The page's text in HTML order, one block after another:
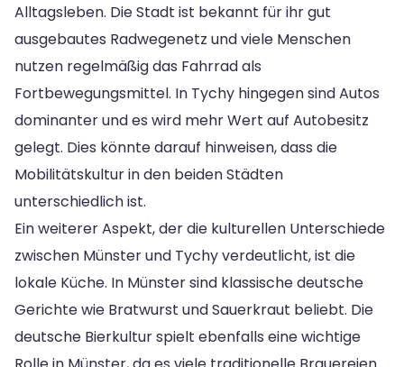
Alltagsleben. Die Stadt ist bekannt für ihr gut
ausgebautes Radwegenetz und viele Menschen
nutzen regelmäßig das Fahrrad als
Fortbewegungsmittel. In Tychy hingegen sind Autos
dominanter und es wird mehr Wert auf Autobesitz
gelegt. Dies könnte darauf hinweisen, dass die
Mobilitätskultur in den beiden Städten
unterschiedlich ist.
Ein weiterer Aspekt, der die kulturellen Unterschiede
zwischen Münster und Tychy verdeutlicht, ist die
lokale Küche. In Münster sind klassische deutsche
Gerichte wie Bratwurst und Sauerkraut beliebt. Die
deutsche Bierkultur spielt ebenfalls eine wichtige